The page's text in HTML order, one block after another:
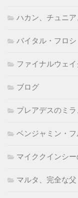
ハカン、チュニア
バイタル・フロシ
ファイナルウェ
ブログ
プレアデスのミ
ベンジャミン・
マイククインシ
マルタ、完全な父